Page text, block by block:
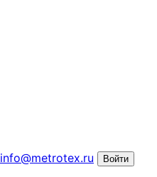
info@metrotex.ru Войти